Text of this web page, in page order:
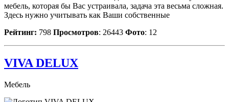
мебель, которая бы Вас устраивала, задача эта весьма сложная.
Здесь нужно учитывать как Ваши собственные
Рейтинг: 798 Просмотров: 26443 Фото: 12
VIVA DELUX
Мебель